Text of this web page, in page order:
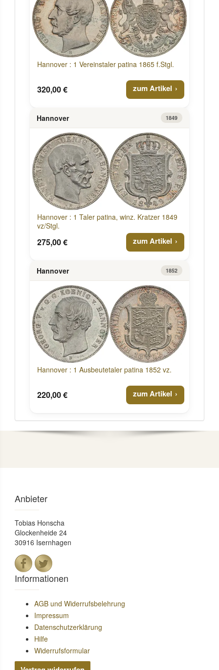
Hannover : 1 Vereinstaler patina 1865 f.Stgl.
320,00 € zum Artikel
Hannover 1849
Hannover : 1 Taler patina, winz. Kratzer 1849
vz/Stgl.
275,00 € zum Artikel
Hannover 1852
Hannover : 1 Ausbeutetaler patina 1852 vz.
220,00 € zum Artikel
Anbieter
Tobias Honscha
Glockenheide 24
30916 Isernhagen
Informationen
AGB und Widerrufsbelehrung
Impressum
Datenschutzerklärung
Hilfe
Widerrufsformular